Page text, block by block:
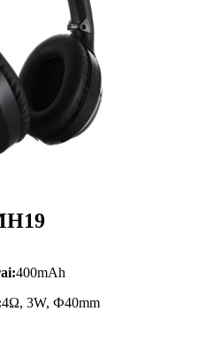
400mAh
4Ω, 3W, Ф40mm